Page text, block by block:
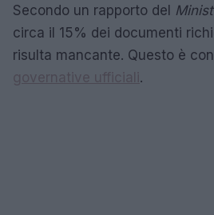
Secondo un rapporto del
circa il 15% dei documenti
risulta mancante. Questo è
.